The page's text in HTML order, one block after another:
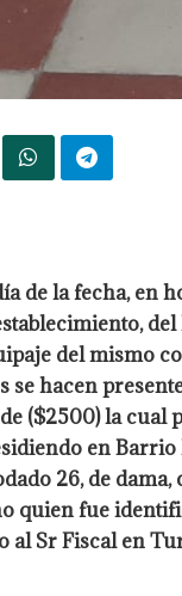
de la fecha, en
del mismo
se hacen
($2500) la
en Barrio
26, de
quien fue
al Sr Fiscal en